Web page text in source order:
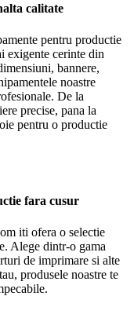
calitate
pentru productie
exigente cerinte din
bannere,
noastre
De la
precise, pana la
pentru o productie
fara cusur
iti ofera o selectie
Alege dintr-o gama
de imprimare si alte
produsele noastre te